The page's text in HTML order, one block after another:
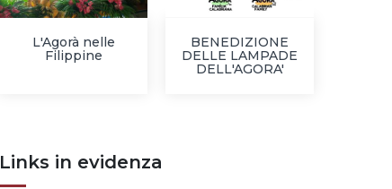
L'Agorà nelle
Filippine
BENEDIZIONE
DELLE LAMPADE
DELL'AGORA'
Links in evidenza